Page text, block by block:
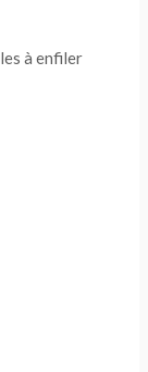
à enfiler